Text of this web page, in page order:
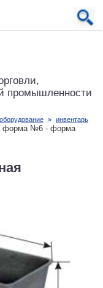
промышленности
» инвентарь
форма №6 - форма